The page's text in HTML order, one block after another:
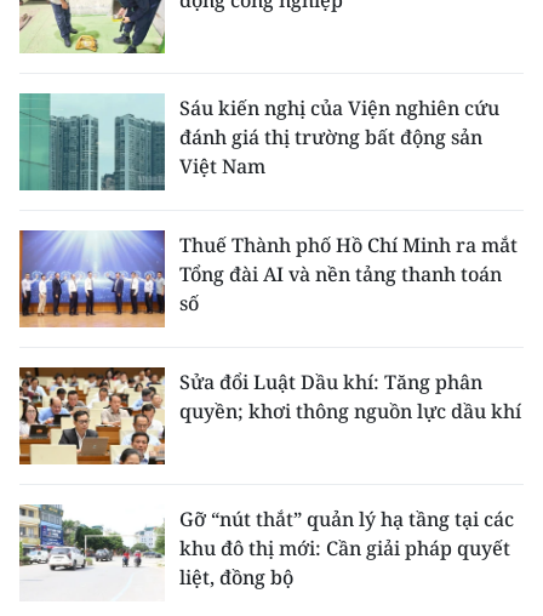
Sáu kiến nghị của Viện nghiên cứu
đánh giá thị trường bất động sản
Việt Nam
Thuế Thành phố Hồ Chí Minh ra mắt
Tổng đài AI và nền tảng thanh toán
số
Sửa đổi Luật Dầu khí: Tăng phân
quyền; khơi thông nguồn lực dầu khí
Gỡ “nút thắt” quản lý hạ tầng tại các
khu đô thị mới: Cần giải pháp quyết
liệt, đồng bộ